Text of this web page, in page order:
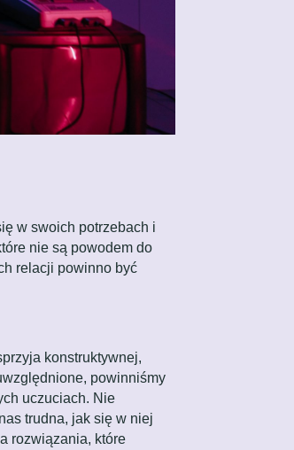
w swoich potrzebach i
nie są powodem do
relacji powinno być
konstruktywnej,
powinniśmy
uczuciach. Nie
trudna, jak się w niej
rozwiązania, które